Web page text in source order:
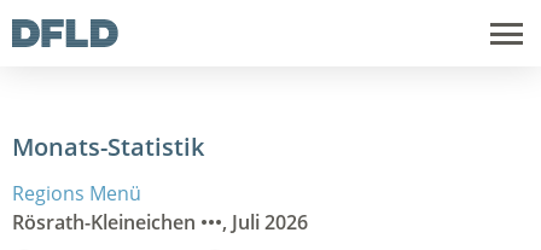
Monats-Statistik
Regions Menü
Rösrath-Kleineichen •••, Juli 2026